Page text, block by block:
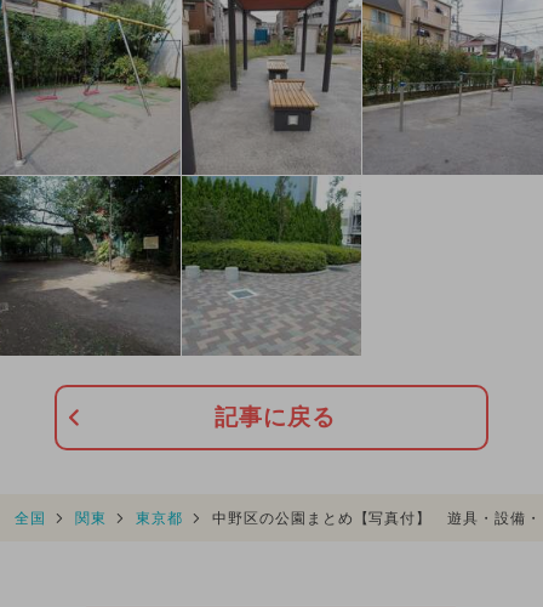
記事に戻る
全国 関東 東京都 中野区の公園まとめ【写真付】 遊具・設備